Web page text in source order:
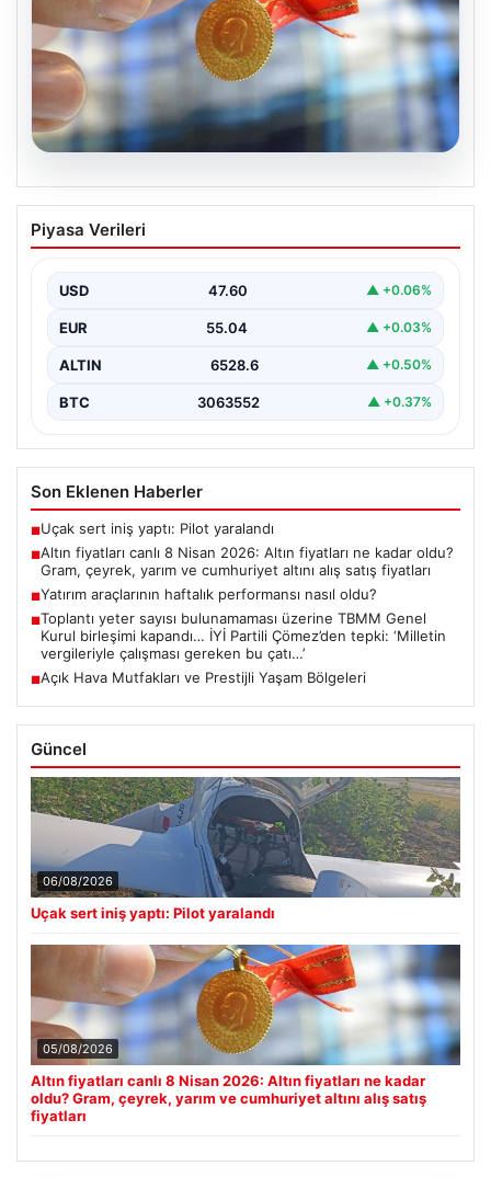
Altın fiyatları canlı 8 Nisan 2026: Altın
fiyatları ne kadar oldu? Gram, çeyrek,
fiyatları
{ “title”: “8 Nisan 2026 Altın Fiyatları Canlı Takip: Gram,
Çeyrek ve Cumhuriyet Altını…
Piyasa Verileri
USD 47.60 ▲ +0.06%
EUR 55.04 ▲ +0.03%
ALTIN 6528.6 ▲ +0.50%
BTC 3063552 ▲ +0.37%
Son Eklenen Haberler
■Uçak sert iniş yaptı: Pilot yaralandı
■Altın fiyatları canlı 8 Nisan 2026: Altın fiyatları ne kadar oldu?
Gram, çeyrek, yarım ve cumhuriyet altını alış satış fiyatları
■Yatırım araçlarının haftalık performansı nasıl oldu?
■Toplantı yeter sayısı bulunamaması üzerine TBMM Genel
Kurul birleşimi kapandı… İYİ Partili Çömez’den tepki: ‘Milletin
vergileriyle çalışması gereken bu çatı…’
■Açık Hava Mutfakları ve Prestijli Yaşam Bölgeleri
Güncel
06/08/2026
Uçak sert iniş yaptı: Pilot yaralandı
05/08/2026
Altın fiyatları canlı 8 Nisan 2026: Altın fiyatları ne kadar
oldu? Gram, çeyrek, yarım ve cumhuriyet altını alış satış
fiyatları